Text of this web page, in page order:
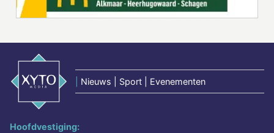
Nieuws | Sport | Evenementen
Hoofdvestiging: